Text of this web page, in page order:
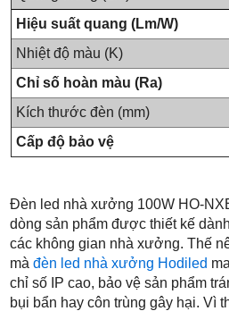
Hiệu suất quang (Lm/W)
Nhiệt độ màu (K)
Chỉ số hoàn màu (Ra)
Kích thước đèn (mm)
Cấp độ bảo vệ
Đèn led nhà xưởng 100W HO-
dòng sản phẩm được thiết kế
các không gian nhà xưởng. Thế
màđèn led nhà xưởng Hodiled
chỉ số IP cao, bảo vệ sản phẩm
bụi bẩn hay côn trùng gây hại. Vì